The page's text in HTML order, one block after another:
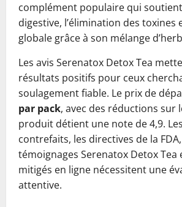
complément populaire qui
digestive, l’élimination des toxines
globale grâce à son mélange
Les avis Serenatox Detox Tea
résultats positifs pour ceux
soulagement fiable. Le prix de
par pack, avec des réductions sur
produit détient une note de 4,9.
contrefaits, les directives de la
témoignages Serenatox Detox Tea
mitigés en ligne nécessitent une
attentive.